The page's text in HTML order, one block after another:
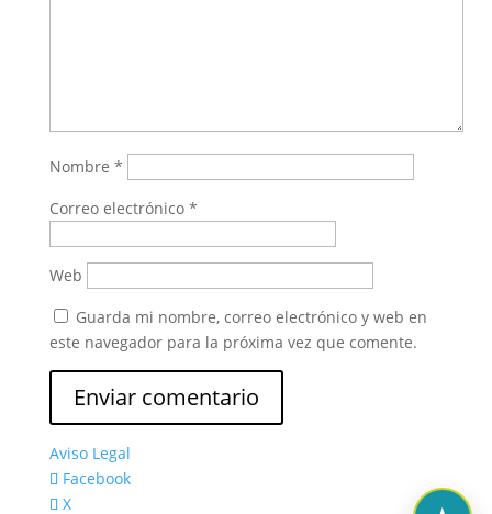
Nombre *
Correo electrónico *
Web
Guarda mi nombre, correo electrónico y web en
este navegador para la próxima vez que comente.
Aviso Legal
Facebook
X